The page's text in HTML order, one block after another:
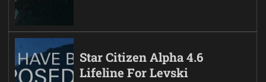
Star Citizen Alpha 4.6
Lifeline For Levski